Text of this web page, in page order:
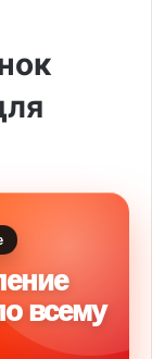
всему